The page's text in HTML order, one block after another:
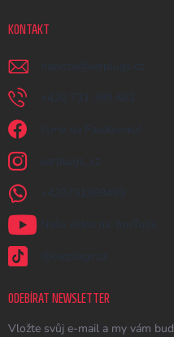
KONTAKT
napiste @ earplugs.cz
+420 731 389 483
Jsme na Facebooku!
earplugs_cz
+420731389483
Naše videa na YouTube
@earplugs.cz
ODEBÍRAT NEWSLETTER
Vložte svůj e-mail a my vám